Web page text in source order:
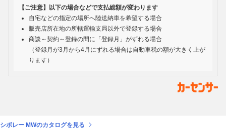
【ご注意】以下の場合などで支払総額が変わります
自宅などの指定の場所へ陸送納車を希望する場合
販売店所在地の所轄運輸支局以外で登録する場合
商談～契約～登録の間に「登録月」がずれる場合
（登録月が3月から4月にずれる場合は自動車税の額が大きく上が
ります）
シボレー MWのカタログを見る